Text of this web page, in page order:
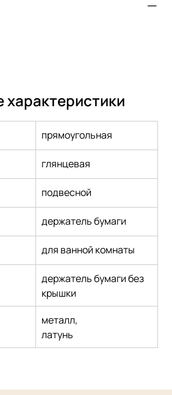
характеристики
прямоугольная
глянцевая
подвесной
держатель бумаги
для ванной комнаты
держатель бумаги без
крышки
металл,
латунь